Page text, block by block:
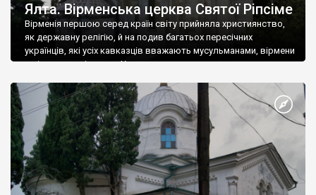
Ялта. Вірменська церква Святої Ріпсіме
Вірменія першою серед країн світу прийняла християнство,
як державну релігію, й на подив багатьох пересічних
українців, які усіх кавказців вважають мусульманами, вірмени
є відданими вірянами Христа